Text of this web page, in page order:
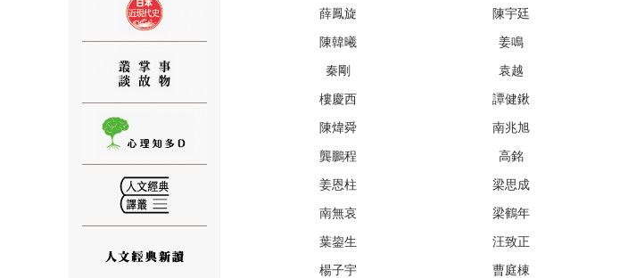
薛鳳旋
陳宇廷
陳韓曦
姜鳴
秦剛
袁越
樓慶西
譚健鍬
陳煒舜
南兆旭
龔鵬程
高銘
姜恩柱
梁思成
南無哀
梁鶴年
葉鋆生
汪致正
楊子宇
曹庭棟